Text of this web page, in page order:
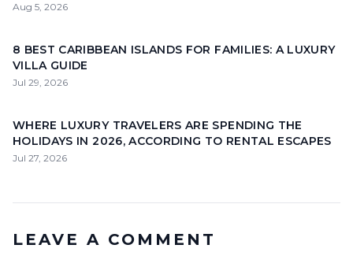
Aug 5, 2026
8 BEST CARIBBEAN ISLANDS FOR FAMILIES: A LUXURY
VILLA GUIDE
Jul 29, 2026
WHERE LUXURY TRAVELERS ARE SPENDING THE
HOLIDAYS IN 2026, ACCORDING TO RENTAL ESCAPES
Jul 27, 2026
LEAVE A COMMENT